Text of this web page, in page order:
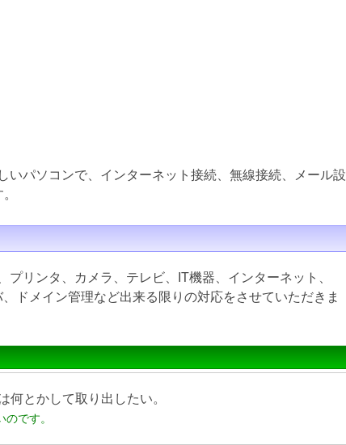
パソコンで、インターネット接続、無線接続、メール設
リンタ、カメラ、テレビ、IT機器、インターネット、
ドメイン管理など出来る限りの対応をさせていただきま
とかして取り出したい。
です。